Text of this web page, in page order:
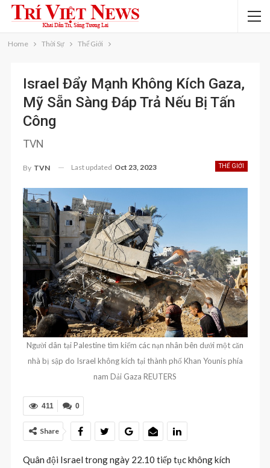
Home Thời Sự Thế Giới
Israel Đẩy Mạnh Không Kích Gaza,
Mỹ Sẵn Sàng Đáp Trả Nếu Bị Tấn
Công
TVN
THẾ GIỚI
By TVN Last updated Oct 23, 2023
Người dân tại Palestine tìm kiếm các nạn nhân bên dưới một căn
nhà bị sập do Israel không kích tại thành phố Khan Younis phía
nam Dải Gaza REUTERS
0
411
Share
Quân đội Israel trong ngày 22.10 tiếp tục không kích